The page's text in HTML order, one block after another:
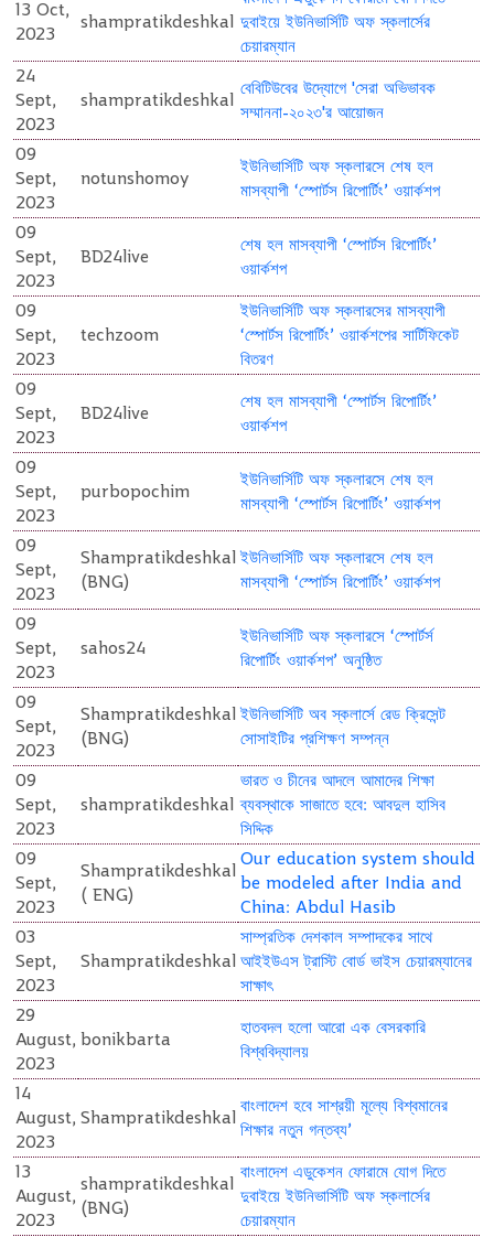
13 Oct,
2023
shampratikdeshkal দুবাইয়ে ইউনিভার্সিটি অফ স্কলার্সের
চেয়ারম্যান
24
Sept,
2023
shampratikdeshkal
বেবিটিউবের উদ্যোগে 'সেরা অভিভাবক
সম্মাননা-২০২৩'র আয়োজন
09
Sept,
2023
notunshomoy
ইউনিভার্সিটি অফ স্কলারসে শেষ হল
মাসব্যাপী ‘স্পোর্টস রিপোর্টিং’ ওয়ার্কশপ
09
Sept,
2023
BD24live
শেষ হল মাসব্যাপী ‘স্পোর্টস রিপোর্টিং’
ওয়ার্কশপ
09
Sept,
2023
techzoom
ইউনিভার্সিটি অফ স্কলারসের মাসব্যাপী
‘স্পোর্টস রিপোর্টিং’ ওয়ার্কশপের সার্টিফিকেট
বিতরণ
09
Sept,
2023
BD24live
শেষ হল মাসব্যাপী ‘স্পোর্টস রিপোর্টিং’
ওয়ার্কশপ
09
Sept,
2023
purbopochim
ইউনিভার্সিটি অফ স্কলারসে শেষ হল
মাসব্যাপী ‘স্পোর্টস রিপোর্টিং’ ওয়ার্কশপ
09
Sept,
2023
Shampratikdeshkal
(BNG)
ইউনিভার্সিটি অফ স্কলারসে শেষ হল
মাসব্যাপী ‘স্পোর্টস রিপোর্টিং’ ওয়ার্কশপ
09
Sept,
2023
sahos24
ইউনিভার্সিটি অফ স্কলারসে ‘স্পোর্টর্স
রিপোর্টিং ওয়ার্কশপ’ অনুষ্ঠিত
09
Sept,
2023
Shampratikdeshkal
(BNG)
ইউনিভার্সিটি অব স্কলার্সে রেড ক্রিসেন্ট
সোসাইটির প্রশিক্ষণ সম্পন্ন
09
Sept,
2023
shampratikdeshkal
ভারত ও চীনের আদলে আমাদের শিক্ষা
ব্যবস্থাকে সাজাতে হবে: আবদুল হাসিব
সিদ্দিক
09
Sept,
2023
Shampratikdeshkal
( ENG)
Our education system should
be modeled after India and
China: Abdul Hasib
03
Sept,
2023
Shampratikdeshkal
সাম্প্রতিক দেশকাল সম্পাদকের সাথে
আইইউএস ট্রাস্টি বোর্ড ভাইস চেয়ারম্যানের
সাক্ষাৎ
29
August,
2023
bonikbarta
হাতবদল হলো আরো এক বেসরকারি
বিশ্ববিদ্যালয়
14
August,
2023
Shampratikdeshkal
বাংলাদেশ হবে সাশ্রয়ী মূল্যে বিশ্বমানের
শিক্ষার নতুন গন্তব্য’
13
August,
2023
shampratikdeshkal
(BNG)
বাংলাদেশ এডুকেশন ফোরামে যোগ দিতে
দুবাইয়ে ইউনিভার্সিটি অফ স্কলার্সের
চেয়ারম্যান